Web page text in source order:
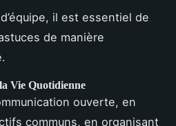
il est essentiel de
de manière
Vie Quotidienne
ouverte, en
communs, en organisant